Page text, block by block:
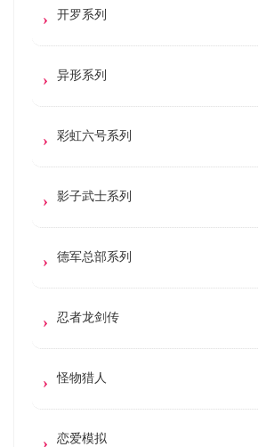
开罗系列
异形系列
彩虹六号系列
影子武士系列
德军总部系列
忍者龙剑传
怪物猎人
恋爱模拟